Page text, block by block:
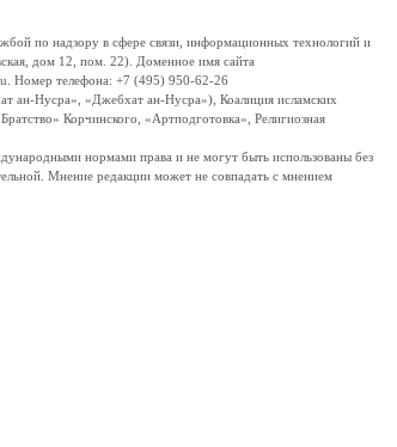
по надзору в сфере связи, информационных технологий и
дом 12, пом. 22). Доменное имя сайта
Номер телефона: +7 (495) 950-62-26
ан-Нусра», «Джебхат ан-Нусра»), Коалиция исламских
Корчинского, «Артподготовка», Религиозная
нормами права и не могут быть использованы без
Мнение редакции может не совпадать с мнением